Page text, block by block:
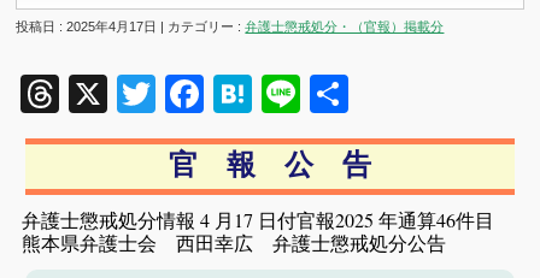
投稿日 : 2025年4月17日 | カテゴリー :弁護士懲戒処分・（官報）掲載分
Threads
X TwitterFacebook
Hatena
Line
有
官 報 公 告
弁護士懲戒処分情報 4 月17 日付官報2025 年通算46件目
熊本県弁護士会 西田幸広 弁護士懲戒処分公告